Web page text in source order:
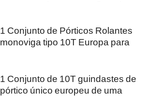
1 Conjunto de Pórticos Rolantes
monoviga tipo 10T Europa para
1 Conjunto de 10T guindastes de
pórtico único europeu de uma